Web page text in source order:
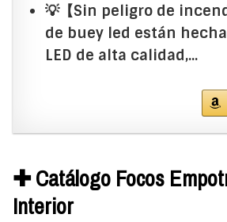
💡【Sin peligro de
de buey led están
LED de alta calidad,...
✚ Catálogo Focos
Interior